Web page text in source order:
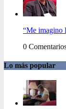
“Me imagino
0
Lo más popular